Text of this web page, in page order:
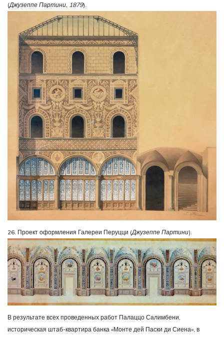
(Джузеппе Партини, 1879).
26. Проект оформления Галереи Перуцци (Джузеппе Партини).
В результате всех проведенных работ Палаццо Салимбени,
историческая штаб-квартира банка «Монте дей Паски ди Сиена», в